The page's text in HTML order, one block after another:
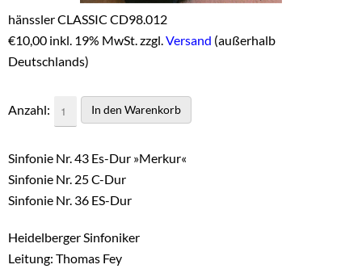
hänssler CLASSIC CD98.012
€10,00 inkl. 19% MwSt. zzgl.Versand (außerhalb
Deutschlands)
Anzahl:
Sinfonie Nr. 43 Es-Dur »Merkur«
Sinfonie Nr. 25 C-Dur
Sinfonie Nr. 36 ES-Dur
Heidelberger Sinfoniker
Leitung: Thomas Fey